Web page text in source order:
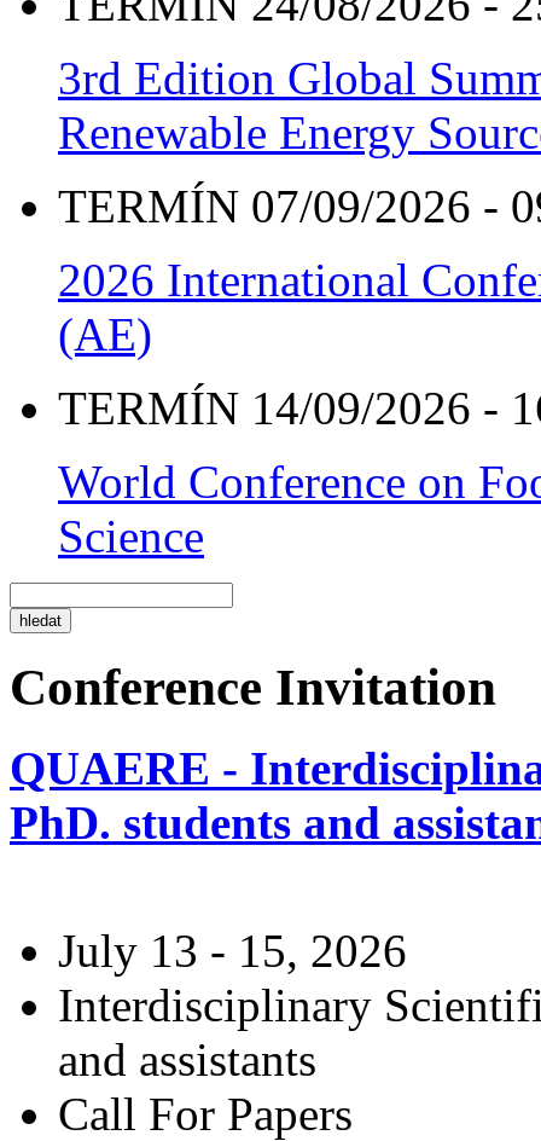
3rd Edition Global
Renewable Energy
TERMÍN 07/09/2026 -
2026 International
(AE)
TERMÍN 14/09/2026 -
World Conference on
Science
Conference Invitation
QUAERE -
PhD. students and
July 13 - 15, 2026
Interdisciplinary
and assistants
Call For Papers